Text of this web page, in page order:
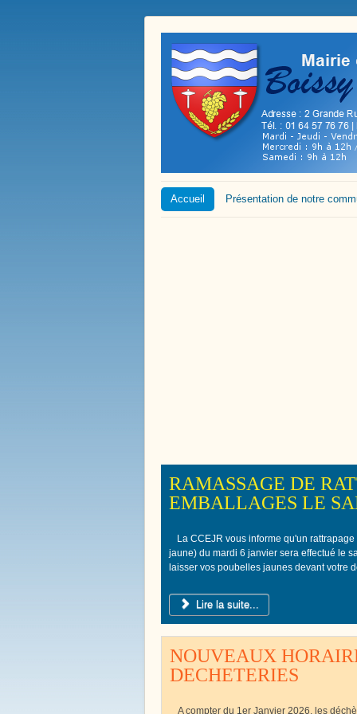
Accueil Présentation de notre
Bienvenue à
Boissy le
RAMASSAGE DE
EMBALLAGES LE
La CCEJR vous informe qu'un
jaune) du mardi 6 janvier sera effectué le
laisser vos poubelles jaunes devant votre
Lire la suite...
NOUVEAUX
DECHETERIES
A compter du 1er Janvier 2026, les